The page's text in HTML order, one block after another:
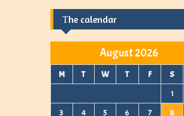
Тhe calendar
August 2026
M T W T F S
1
3
4 5 6 7 8